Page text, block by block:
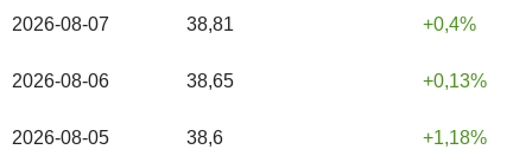
2026-08-07 38,81 0,4%
2026-08-06 38,65 0,13%
2026-08-05 38,6 1,18%